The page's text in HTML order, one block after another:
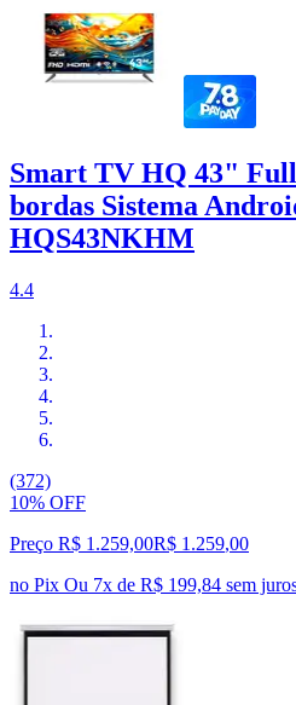
Smart TV HQ 43"
bordas Sistema
HQS43NKHM
4.4
(372)
10% OFF
Preço R$ 1.259,00R$ 1.259,00
no Pix Ou 7x de R$ 199,84 sem